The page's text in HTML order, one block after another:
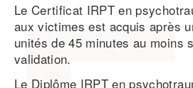
Le Certificat IRPT en
aux victimes est acquis après
unités de 45 minutes au moins
validation.
Le Diplôme IRPT en